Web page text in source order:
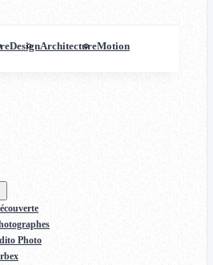
DesignArchitectureMotion
Photo